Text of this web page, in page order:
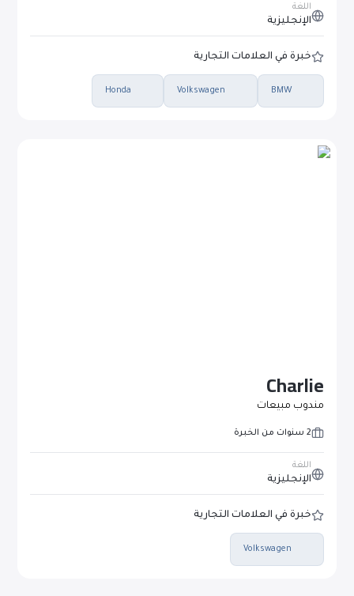
اللغة
الإنجليزية
خبرة في العلامات التجارية
BMW
Volkswagen
Honda
Charlie
مندوب مبيعات
2 سنوات من الخبرة
اللغة
الإنجليزية
خبرة في العلامات التجارية
Volkswagen